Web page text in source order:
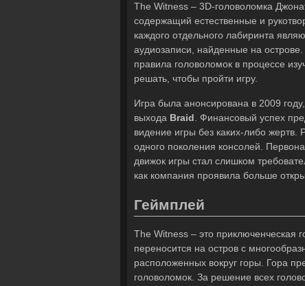
The Witness – 3D-головоломка
содержащий естественные и
каждого отдельного лабиринта
аудиозаписи, найденные на
правила головоломок в процессе
решать, чтобы пройти игру.
Игра была анонсирована в 2009
выхода Braid . Финансовый успех
видение игры без каких-либо жертв.
одного поколения консолей.
движок игры стал слишком
как компания проявила больше
Геймплей
The Witness – это приключенческая
переносится на остров с
расположенных вокруг горы. Гора
головоломок. За решение всех